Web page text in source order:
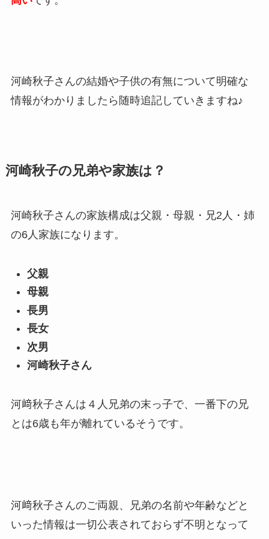
河崎秋子さんの結婚や子供の有無について明確な
情報がわかりましたら随時追記していきますね♪
河崎秋子の兄弟や家族は？
河崎秋子さんの家族構成は父親・母親・兄2人・姉
の6人家族になります。
父親
母親
長男
長女
次男
河崎秋子さん
河﨑秋子さんは４人兄弟の末っ子で、一番下の兄
とは6歳も年が離れているそうです。
河﨑秋子さんのご両親、兄弟の名前や年齢などと
いった情報は一切公表されておらず不明となって